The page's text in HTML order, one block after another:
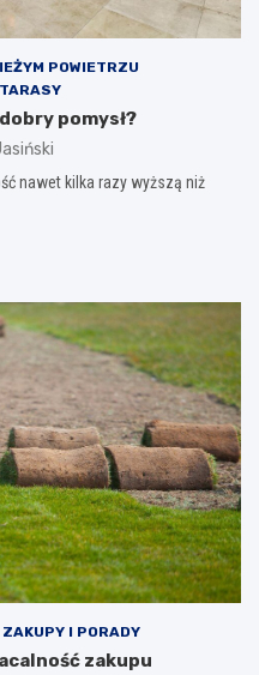
POWIETRZU
TARASY
pomysł?
nawet kilka razy wyższą niż
ZAKUPY I PORADY
zakupu